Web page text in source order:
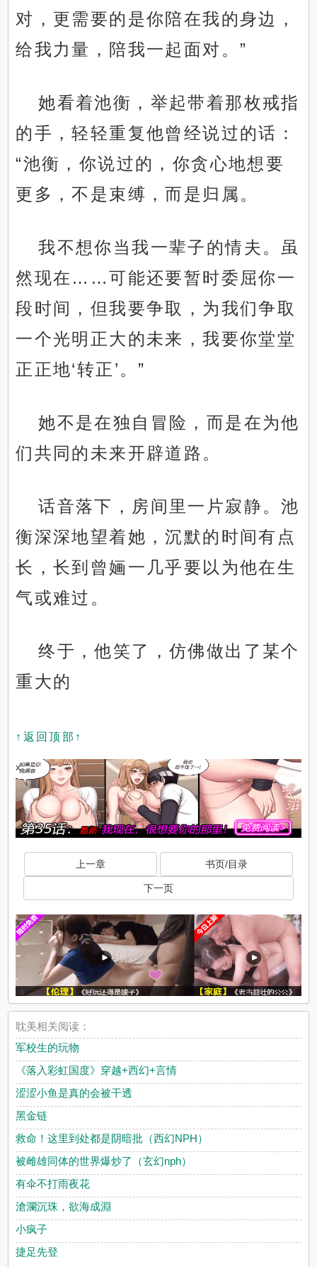
对，更需要的是你陪在我的身边，
给我力量，陪我一起面对。”
她看着池衡，举起带着那枚戒指
的手，轻轻重复他曾经说过的话：
“池衡，你说过的，你贪心地想要
更多，不是束缚，而是归属。
我不想你当我一辈子的情夫。虽
然现在……可能还要暂时委屈你一
段时间，但我要争取，为我们争取
一个光明正大的未来，我要你堂堂
正正地‘转正’。”
她不是在独自冒险，而是在为他
们共同的未来开辟道路。
话音落下，房间里一片寂静。池
衡深深地望着她，沉默的时间有点
长，长到曾婳一几乎要以为他在生
气或难过。
终于，他笑了，仿佛做出了某个
重大的
↑返回顶部↑
x
上一章 书页/目录
下一页
x
耽美相关阅读：
军校生的玩物
《落入彩虹国度》穿越+西幻+言情
涩涩小鱼是真的会被干透
黑金链
救命！这里到处都是阴暗批（西幻NPH）
被雌雄同体的世界爆炒了（玄幻nph）
有伞不打雨夜花
滄瀾沉珠，欲海成淵
小疯子
捷足先登